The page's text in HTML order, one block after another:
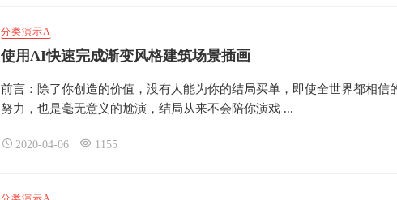
分类演示A
使用AI快速完成渐变风格建筑场景插画
前言：除了你创造的价值，没有人能为你的结局买单，即使全世界都相信
努力，也是毫无意义的尬演，结局从来不会陪你演戏 ...
2020-04-06 1155